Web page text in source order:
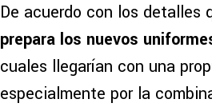
De acuerdo con los detalles
prepara los nuevos
cuales llegarían con una
especialmente por la